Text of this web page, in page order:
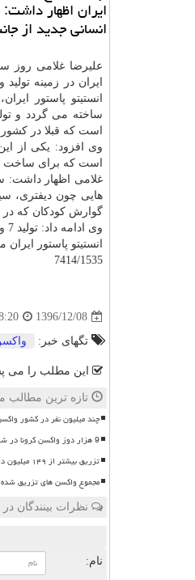
انسانی جدید از
علیرضا غلامی روز
ایران در زمینه تولید
انستیتو پاستور ایران،
ساخته می گردد و
است كه قبلا در كشور
وی افزود: یكی از
است كه برای ساخت
غلامی اظهار داشت:
هایی چون دیفتری،
گوارش كودكان كه در 3 سال آینده به بازار عرضه می شوند.
وی ادامه داد: تولید 7
انستیتو پاستور
7414/1535
1396/12/08
تگهای خبر:
این مطلب را می
تازه ترین مطالب
چند میلیون نفر در کشور
9 هزار دوز واکسن کرونا در شبانه روز گذشته تزریق شده است
تزریق بیشتر از ۱۴۹ میلیون دز واکسن کرونا در کشور
مجموع واکسن های تزریق شده به ۱۴۸ میلیون و ۹۵۴ هزار
نظرات بینندگان
نام: